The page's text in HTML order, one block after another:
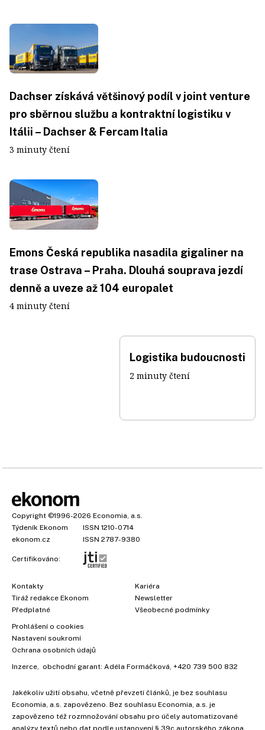
Dachser získává většinový podíl v joint venture
pro sběrnou službu a kontraktní logistiku v
Itálii – Dachser & Fercam Italia
3 minuty čtení
Emons Česká republika nasadila gigaliner na
trase Ostrava – Praha. Dlouhá souprava jezdí
denně a uveze až 104 europalet
4 minuty čtení
Logistika budoucnosti
2 minuty čtení
Copyright ©1996-2026 Economia, a.s.
Týdeník Ekonom
ISSN 1210-0714
ekonom.cz
ISSN 2787-9380
Certifikováno:
Kontakty
Tiráž redakce Ekonom
Předplatné
Kariéra
Newsletter
Všeobecné podmínky
Prohlášení o cookies
Nastavení soukromí
Ochrana osobních údajů
Inzerce , obchodní garant: Adéla Formáčková +420 739 500 832
Jakékoliv užití obsahu, včetně převzetí článků, je bez souhlasu
Economia, a.s. zapovězeno. Bez souhlasu Economia, a.s. je
zapovězeno též rozmnožování obsahu pro účely automatizované
analýzy textů nebo dat podle ustanovení § 39c autorského zákona.